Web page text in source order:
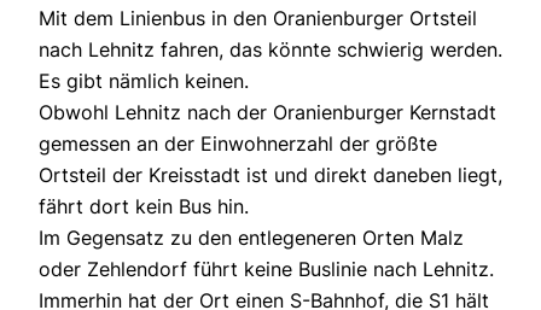
Mit dem Linienbus in den Oranienburger Ortsteil
nach Lehnitz fahren, das könnte schwierig werden.
Es gibt nämlich keinen.
Obwohl Lehnitz nach der Oranienburger Kernstadt
gemessen an der Einwohnerzahl der größte
Ortsteil der Kreisstadt ist und direkt daneben liegt,
fährt dort kein Bus hin.
Im Gegensatz zu den entlegeneren Orten Malz
oder Zehlendorf führt keine Buslinie nach Lehnitz.
Immerhin hat der Ort einen S-Bahnhof, die S1 hält